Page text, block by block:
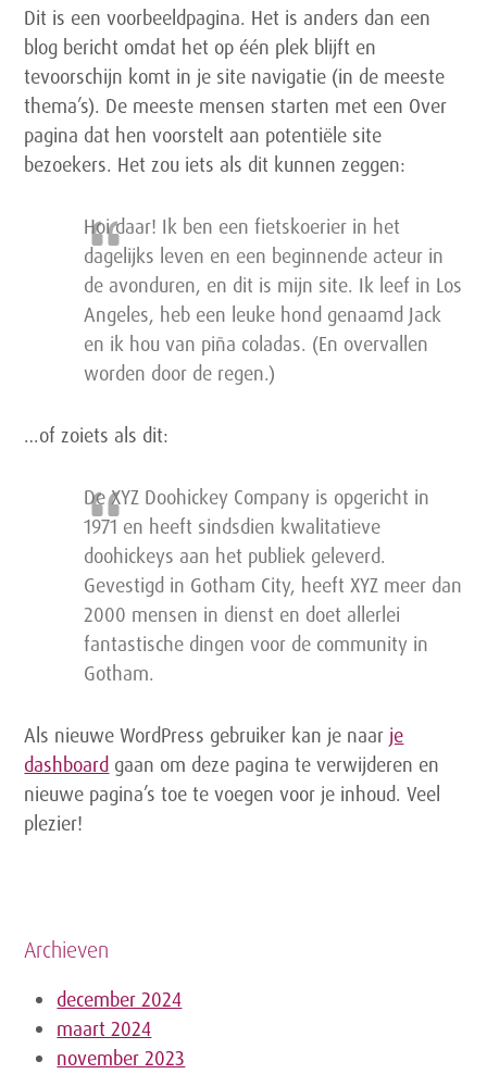
Dit is een voorbeeldpagina. Het is anders dan een
blog bericht omdat het op één plek blijft en
tevoorschijn komt in je site navigatie (in de meeste
thema’s). De meeste mensen starten met een Over
pagina dat hen voorstelt aan potentiële site
bezoekers. Het zou iets als dit kunnen zeggen:
Hoi daar! Ik ben een fietskoerier in het
dagelijks leven en een beginnende acteur in
de avonduren, en dit is mijn site. Ik leef in Los
Angeles, heb een leuke hond genaamd Jack
en ik hou van piña coladas. (En overvallen
worden door de regen.)
…of zoiets als dit:
De XYZ Doohickey Company is opgericht in
1971 en heeft sindsdien kwalitatieve
doohickeys aan het publiek geleverd.
Gevestigd in Gotham City, heeft XYZ meer dan
2000 mensen in dienst en doet allerlei
fantastische dingen voor de community in
Gotham.
Als nieuwe WordPress gebruiker kan je naar je
dashboard gaan om deze pagina te verwijderen en
nieuwe pagina’s toe te voegen voor je inhoud. Veel
plezier!
Archieven
december 2024
maart 2024
november 2023